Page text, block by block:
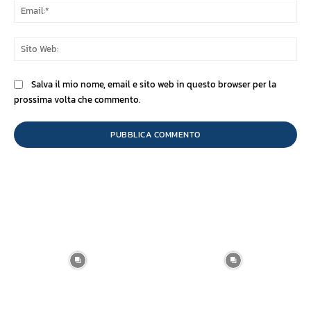
Salva il mio nome, email e sito web in questo browser per la
prossima volta che commento.